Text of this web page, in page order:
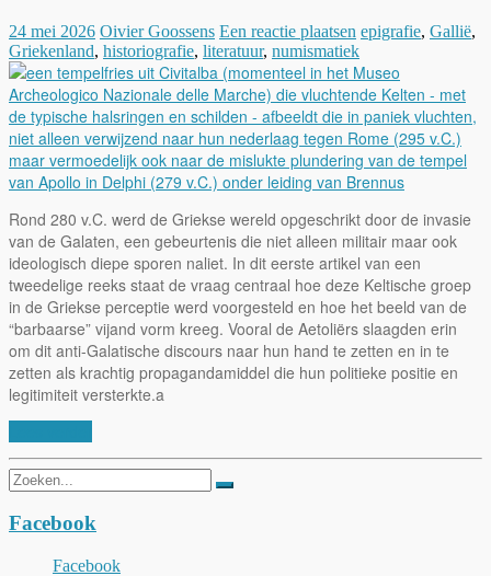
24 mei 2026 Oivier Goossens Een reactie plaatsen epigrafie, Gallië,
Griekenland, historiografie, literatuur, numismatiek
Rond 280 v.C. werd de Griekse wereld opgeschrikt door de invasie
van de Galaten, een gebeurtenis die niet alleen militair maar ook
ideologisch diepe sporen naliet. In dit eerste artikel van een
tweedelige reeks staat de vraag centraal hoe deze Keltische groep
in de Griekse perceptie werd voorgesteld en hoe het beeld van de
“barbaarse” vijand vorm kreeg. Vooral de Aetoliërs slaagden erin
om dit anti-Galatische discours naar hun hand te zetten en in te
zetten als krachtig propagandamiddel die hun politieke positie en
legitimiteit versterkte.a
Zoeken
naar:
Facebook
Facebook